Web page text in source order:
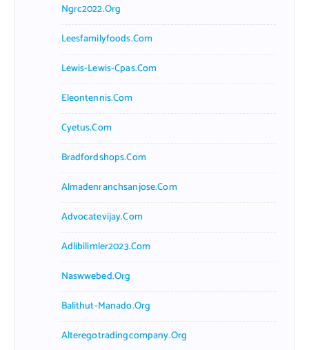
Ngrc2022.org
Leesfamilyfoods.com
Lewis-Lewis-Cpas.com
Eleontennis.com
Cyetus.com
Bradfordshops.com
Almadenranchsanjose.com
Advocatevijay.com
Adlibilimler2023.com
Naswwebed.org
Balithut-Manado.org
Alteregotradingcompany.org